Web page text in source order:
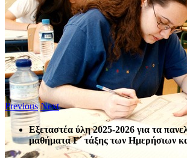
Previous Next
Εξεταστέα ύλη 2025-2026 για τα
μαθήματα Γ΄ τάξης των Ημερήσιων